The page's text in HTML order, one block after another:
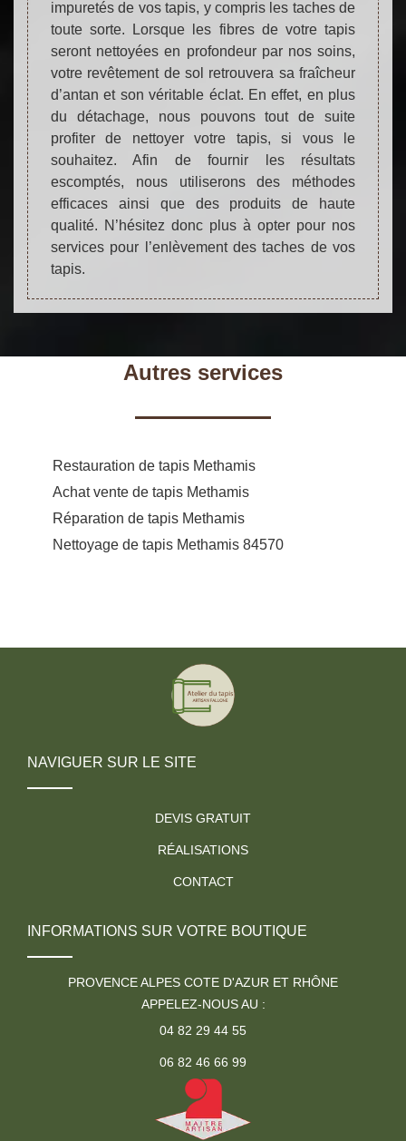
impuretés de vos tapis, y compris les taches de
toute sorte. Lorsque les fibres de votre tapis
seront nettoyées en profondeur par nos soins,
votre revêtement de sol retrouvera sa fraîcheur
d’antan et son véritable éclat. En effet, en plus
du détachage, nous pouvons tout de suite
profiter de nettoyer votre tapis, si vous le
souhaitez. Afin de fournir les résultats
escomptés, nous utiliserons des méthodes
efficaces ainsi que des produits de haute
qualité. N’hésitez donc plus à opter pour nos
services pour l’enlèvement des taches de vos
tapis.
Autres services
Restauration de tapis Methamis
Achat vente de tapis Methamis
Réparation de tapis Methamis
Nettoyage de tapis Methamis 84570
NAVIGUER SUR LE SITE
DEVIS GRATUIT
RÉALISATIONS
CONTACT
INFORMATIONS SUR VOTRE BOUTIQUE
PROVENCE ALPES COTE D'AZUR ET RHÔNE
APPELEZ-NOUS AU :
04 82 29 44 55
06 82 46 66 99